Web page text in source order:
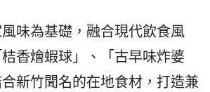
味為基礎，融合現代飲食風
香燴蝦球」、「古早味炸婆
新竹聞名的在地食材，打造兼